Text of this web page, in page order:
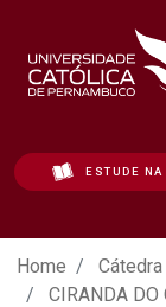
ESTUDE
ATO EM
Home
CIRANDA DO